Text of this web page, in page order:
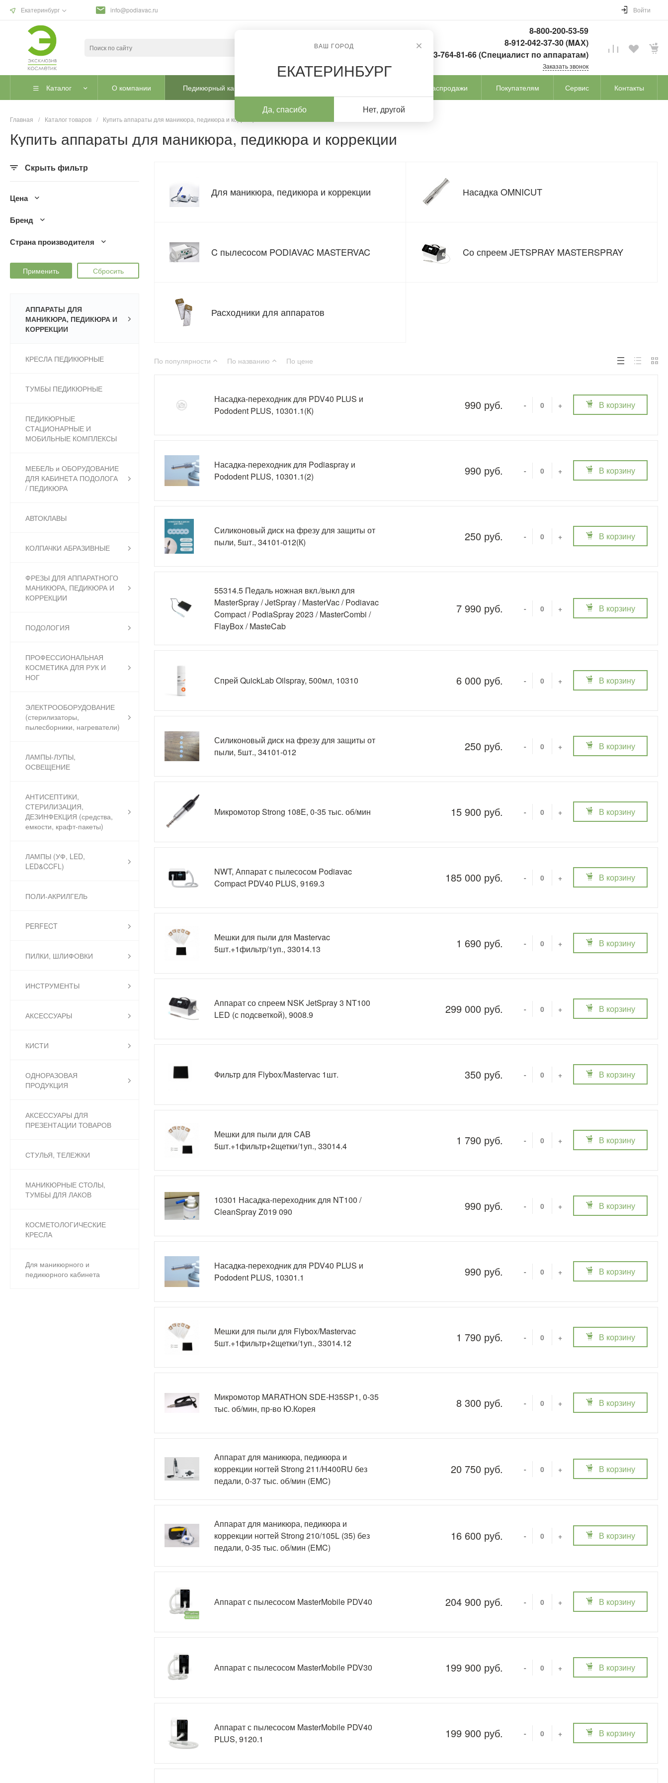
Екатеринбург
ВАШ ГОРОД
ЕКАТЕРИНБУРГ
Да, спасибо Нет, другой
info@podiavac.ru Войти
8-800-200-53-59
8-912-042-37-30 (MAХ)
8-963-764-81-66 (Специалист по аппаратам)
Заказать звонок
Каталог О компании Педикюрный кабинет Распродажи Покупателям Сервис Контакты
Главная / Каталог товаров / Купить аппараты для маникюра, педикюра и коррекции
Купить аппараты для маникюра, педикюра и коррекции
Скрыть фильтр
Цена
Бренд
Страна производителя
АППАРАТЫ ДЛЯ
МАНИКЮРА, ПЕДИКЮРА И
КОРРЕКЦИИ
КРЕСЛА ПЕДИКЮРНЫЕ
ТУМБЫ ПЕДИКЮРНЫЕ
ПЕДИКЮРНЫЕ
СТАЦИОНАРНЫЕ И
МОБИЛЬНЫЕ КОМПЛЕКСЫ
МЕБЕЛЬ и ОБОРУДОВАНИЕ
ДЛЯ КАБИНЕТА ПОДОЛОГА
/ ПЕДИКЮРА
АВТОКЛАВЫ
КОЛПАЧКИ АБРАЗИВНЫЕ
ФРЕЗЫ ДЛЯ АППАРАТНОГО
МАНИКЮРА, ПЕДИКЮРА И
КОРРЕКЦИИ
ПОДОЛОГИЯ
ПРОФЕССИОНАЛЬНАЯ
КОСМЕТИКА ДЛЯ РУК И
НОГ
ЭЛЕКТРООБОРУДОВАНИЕ
(стерилизаторы,
пылесборники, нагреватели)
ЛАМПЫ-ЛУПЫ,
ОСВЕЩЕНИЕ
АНТИСЕПТИКИ,
СТЕРИЛИЗАЦИЯ,
ДЕЗИНФЕКЦИЯ (средства,
емкости, крафт-пакеты)
ЛАМПЫ (УФ, LED,
LED&CCFL)
ПОЛИ-АКРИЛГЕЛЬ
PERFECT
ПИЛКИ, ШЛИФОВКИ
ИНСТРУМЕНТЫ
АКСЕССУАРЫ
КИСТИ
ОДНОРАЗОВАЯ
ПРОДУКЦИЯ
АКСЕССУАРЫ ДЛЯ
ПРЕЗЕНТАЦИИ ТОВАРОВ
СТУЛЬЯ, ТЕЛЕЖКИ
МАНИКЮРНЫЕ СТОЛЫ,
ТУМБЫ ДЛЯ ЛАКОВ
КОСМЕТОЛОГИЧЕСКИЕ
КРЕСЛА
Для маникюрного и
педикюрного кабинета
Для маникюра, педикюра и коррекции Насадка OMNICUT
C пылесосом PODIAVAC MASTERVAC Cо спреем JETSPRAY MASTERSPRAY
Расходники для аппаратов
По популярности По названию По цене
Насадка-переходник для PDV40 PLUS и
Pododent PLUS, 10301.1(К)
990 руб. - + В корзину
Насадка-переходник для Podiaspray и
Pododent PLUS, 10301.1(2)
990 руб. - + В корзину
Силиконовый диск на фрезу для защиты от
пыли, 5шт., 34101-012(К)
250 руб. - + В корзину
55314.5 Педаль ножная вкл./выкл для
MasterSpray / JetSpray / MasterVac / Podiavac
Compact / PodiaSpray 2023 / MasterCombi /
FlayBox / MasteCab
7 990 руб. - + В корзину
Спрей QuickLab Oilspray, 500мл, 10310 6 000 руб. - + В корзину
Силиконовый диск на фрезу для защиты от
пыли, 5шт., 34101-012
250 руб. - + В корзину
Микромотор Strong 108E, 0-35 тыс. об/мин 15 900 руб. - + В корзину
NWT, Аппарат с пылесосом Podiavac
Compact PDV40 PLUS, 9169.3
185 000 руб. - + В корзину
Мешки для пыли для Mastervac
5шт.+1фильтр/1уп., 33014.13
1 690 руб. - + В корзину
Аппарат со спреем NSK JetSpray 3 NT100
LED (с подсветкой), 9008.9
299 000 руб. - + В корзину
Фильтр для Flybox/Mastervac 1шт. 350 руб. - + В корзину
Мешки для пыли для CAB
5шт.+1фильтр+2щетки/1уп., 33014.4
1 790 руб. - + В корзину
10301 Насадка-переходник для NT100 /
CleanSpray Z019 090
990 руб. - + В корзину
Насадка-переходник для PDV40 PLUS и
Pododent PLUS, 10301.1
990 руб. - + В корзину
Мешки для пыли для Flybox/Mastervac
5шт.+1фильтр+2щетки/1уп., 33014.12
1 790 руб. - + В корзину
Микромотор MARATHON SDE-H35SP1, 0-35
тыс. об/мин, пр-во Ю.Корея
8 300 руб. - + В корзину
Аппарат для маникюра, педикюра и
коррекции ногтей Strong 211/H400RU без
педали, 0-37 тыс. об/мин (EMC)
20 750 руб. - + В корзину
Аппарат для маникюра, педикюра и
коррекции ногтей Strong 210/105L (35) без
педали, 0-35 тыс. об/мин (EMC)
16 600 руб. - + В корзину
Аппарат с пылесосом MasterMobile PDV40 204 900 руб. - + В корзину
Аппарат с пылесосом MasterMobile PDV30 199 900 руб. - + В корзину
Аппарат с пылесосом MasterMobile PDV40
PLUS, 9120.1
199 900 руб. - + В корзину